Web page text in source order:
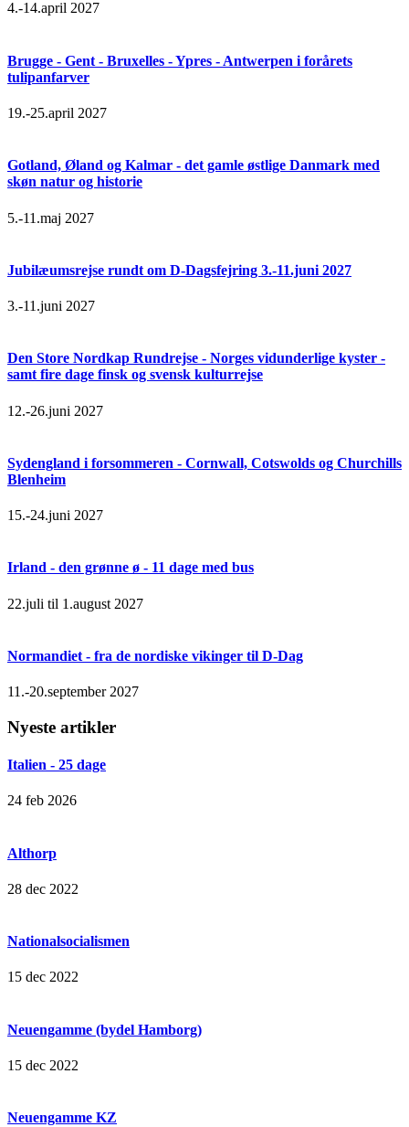
4.-14.april 2027
Brugge - Gent - Bruxelles - Ypres - Antwerpen i forårets
tulipanfarver
19.-25.april 2027
Gotland, Øland og Kalmar - det gamle østlige Danmark med
skøn natur og historie
5.-11.maj 2027
Jubilæumsrejse rundt om D-Dagsfejring 3.-11.juni 2027
3.-11.juni 2027
Den Store Nordkap Rundrejse - Norges vidunderlige kyster -
samt fire dage finsk og svensk kulturrejse
12.-26.juni 2027
Sydengland i forsommeren - Cornwall, Cotswolds og Churchills
Blenheim
15.-24.juni 2027
Irland - den grønne ø - 11 dage med bus
22.juli til 1.august 2027
Normandiet - fra de nordiske vikinger til D-Dag
11.-20.september 2027
Nyeste artikler
Italien - 25 dage
24 feb 2026
Althorp
28 dec 2022
Nationalsocialismen
15 dec 2022
Neuengamme (bydel Hamborg)
15 dec 2022
Neuengamme KZ